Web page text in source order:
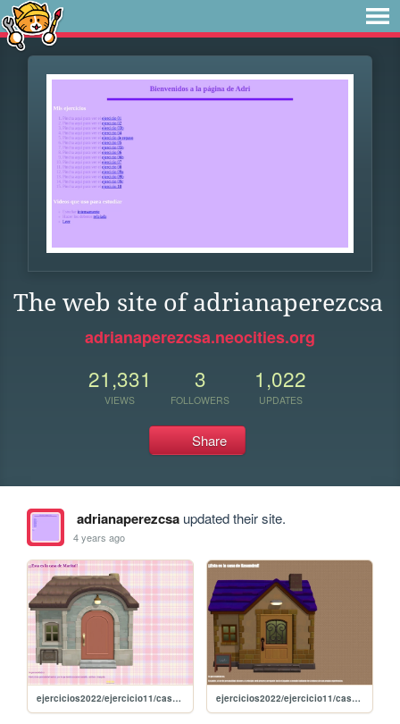
The web site of adrianaperezcsa
adrianaperezcsa.neocities.org
21,331
VIEWS
3
FOLLOWERS
1,022
UPDATES
Share
adrianaperezcsaupdated their site.
4 years ago
ejercicios2022/ejercicio11/casamarita ejercicios2022/ejercicio11/casakasandra